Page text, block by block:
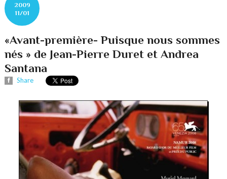
2009
11/01
«Avant-première- Puisque nous sommes
nés » de Jean-Pierre Duret et Andrea
Santana
Share